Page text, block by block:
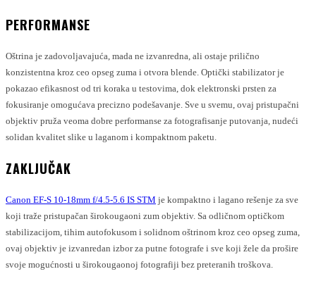
PERFORMANSE
Oštrina je zadovoljavajuća, mada ne izvanredna, ali ostaje prilično
konzistentna kroz ceo opseg zuma i otvora blende. Optički stabilizator je
pokazao efikasnost od tri koraka u testovima, dok elektronski prsten za
fokusiranje omogućava precizno podešavanje. Sve u svemu, ovaj pristupačni
objektiv pruža veoma dobre performanse za fotografisanje putovanja, nudeći
solidan kvalitet slike u laganom i kompaktnom paketu.
ZAKLJUČAK
Canon EF-S 10-18mm f/4.5-5.6 IS STM je kompaktno i lagano rešenje za sve
koji traže pristupačan širokougaoni zum objektiv. Sa odličnom optičkom
stabilizacijom, tihim autofokusom i solidnom oštrinom kroz ceo opseg zuma,
ovaj objektiv je izvanredan izbor za putne fotografe i sve koji žele da prošire
svoje mogućnosti u širokougaonoj fotografiji bez preteranih troškova.